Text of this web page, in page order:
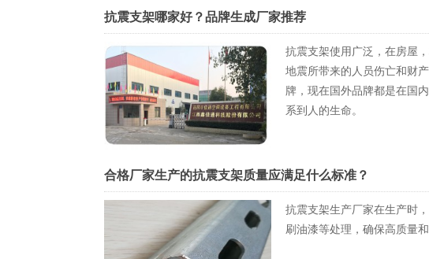
抗震支架哪家好？品牌生成厂家推荐
抗震支架使用广泛，在房屋
地震所带来的人员伤亡和财
牌，现在国外品牌都是在国
系到人的生命。
合格厂家生产的抗震支架质量应满足什么标准？
抗震支架生产厂家在生产时
刷油漆等处理，确保高质量